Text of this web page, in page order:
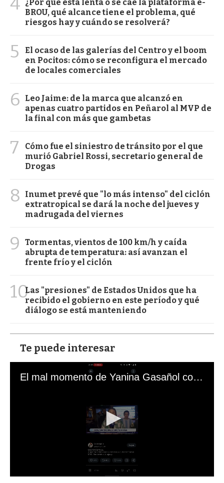
¿Por qué está lenta o se cae la plataforma e-
BROU, qué alcance tiene el problema, qué
riesgos hay y cuándo se resolverá?
5
El ocaso de las galerías del Centro y el boom
en Pocitos: cómo se reconfigura el mercado
de locales comerciales
6
Leo Jaime: de la marca que alcanzó en
apenas cuatro partidos en Peñarol al MVP de
la final con más que gambetas
7
Cómo fue el siniestro de tránsito por el que
murió Gabriel Rossi, secretario general de
Drogas
8
Inumet prevé que "lo más intenso" del ciclón
extratropical se dará la noche del jueves y
madrugada del viernes
9
Tormentas, vientos de 100 km/h y caída
abrupta de temperatura: así avanzan el
frente frío y el ciclón
10Las "presiones" de Estados Unidos que ha
recibido el gobierno en este período y qué
diálogo se está manteniendo
Te puede interesar
El mal momento de Yanina Gasañol con un hincha argentino en "Subrayado"